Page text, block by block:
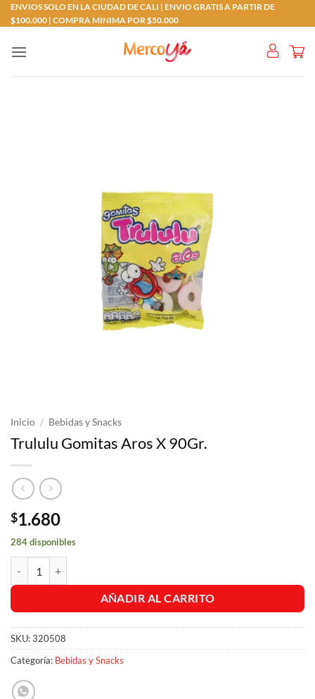
Saltar
al
ENVIOS SOLO EN LA CIUDAD DE CALI | ENVIO GRATIS A PARTIR DE
$100.000 | COMPRA MINIMA POR $50.000
Inicio / Bebidas y Snacks
Trululu Gomitas Aros X 90Gr.
$1.680
284 disponibles
AÑADIR AL CARRITO
SKU:320508
Categoría: Bebidas y Snacks